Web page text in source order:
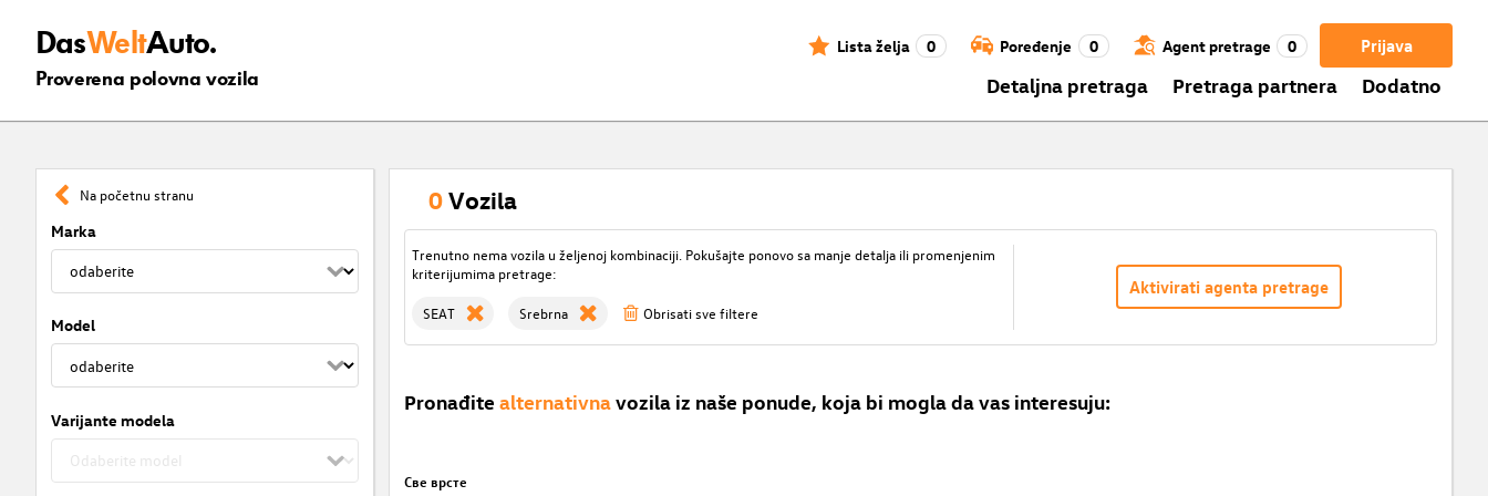
DasWeltAuto.
Proverena polovna vozila
Prijava
Lista želja 0 Poređenje 0 Agent pretrage 0
Detaljna pretraga Pretraga partnera Dodatno
Na početnu stranu
Marka
Model
Varijante modela
0Vozila
Trenutno nema vozila u željenoj kombinaciji. Pokušajte ponovo sa manje detalja ili promenjenim
kriterijumima pretrage:
SEAT Srebrna Obrisati sve filtere
Aktivirati agenta pretrage
Pronađite alternativna vozila iz naše ponude, koja bi mogla da vas interesuju:
Све врсте